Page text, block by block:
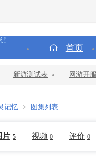
首页
新游测试表 网游开
记忆 > 图集列表
片 5 视频 0 评价 0